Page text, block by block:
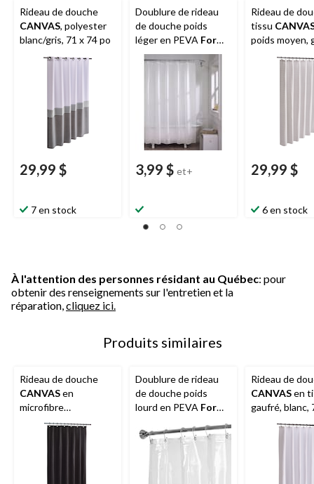
Rideau de douche
CANVAS, polyester
blanc/gris, 71 x 74 po
29,99 $
7 en stock
Doublure de rideau
de douche poids
léger en PEVA For
Living, 70 x 72 po
3,99 $ et+
Rideau de
tissu
poids moyen,
72x72 po
29,99 $
6 en stock
À l'attention des personnes résidant au Québec: pour
obtenir des renseignements sur l'entretien et la
réparation, cliquez ici.
Produits similaires
Rideau de douche
CANVASen
microfibre
imperméable, noir, 70
Doublure de rideau
de douche poids
lourd en PEVA For
Rideau de
CANVASen
gaufré, blanc,